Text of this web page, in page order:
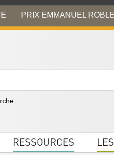
PRIX EMMANUEL
RESSOURCES